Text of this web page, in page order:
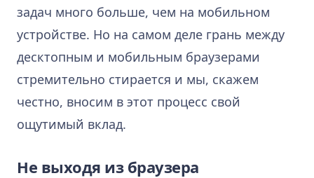
задач много больше, чем на мобильном
устройстве. Но на самом деле грань между
десктопным и мобильным браузерами
стремительно стирается и мы, скажем
честно, вносим в этот процесс свой
ощутимый вклад.
Не выходя из браузера